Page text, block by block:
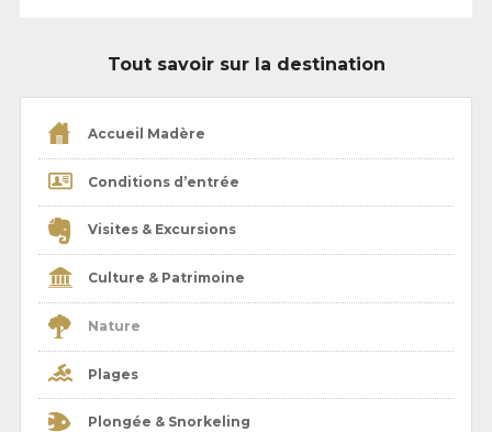
Tout savoir sur la destination
Accueil Madère
Conditions d’entrée
Visites & Excursions
Culture & Patrimoine
Nature
Plages
Plongée & Snorkeling